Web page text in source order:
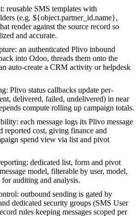
reusable SMS templates with
(e.g. ${object.partner_id.name},
render against the source record so
and accurate.
an authenticated Plivo inbound
into Odoo, threads them onto the
auto-create a CRM activity or helpdesk
Plivo status callbacks update per-
delivered, failed, undelivered) in near
compute rolling up campaign totals.
each message logs its Plivo message
reported cost, giving finance and
spend view via list and pivot
dedicated list, form and pivot
model, filterable by user, model,
for auditing and analysis.
outbound sending is gated by
dedicated security groups (SMS User
rules keeping messages scoped per